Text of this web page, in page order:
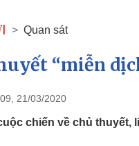
sự
thật
Giáo dục
Dấu ấn
Quân sự -
Quan sát
“miễn
21/03/2020
chiến về chủ thuyết,